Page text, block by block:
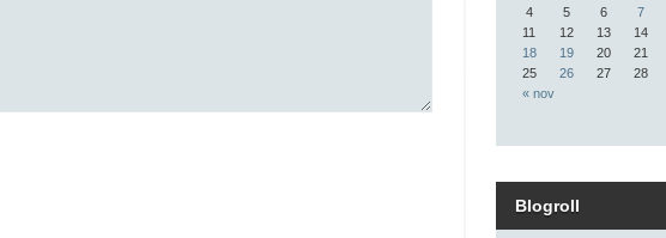
« nov
4
5 6 7
11
12 13 14
18
19 20 21
25
26 27 28
Blogroll